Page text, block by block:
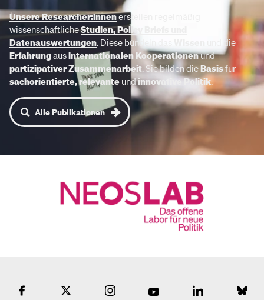
Unsere Researcher:innenerstellen regelmäßig
wissenschaftlicheStudien, Policy Briefs
Datenauswertungen. Diese bündeln das
und die
Erfahrungausinternationalen Kooperationenund
partizipativer Zusammenarbeit. Sie bilden dieBasisfür
sachorientierte, relevante undinnovative Politik.
Alle Publikationen